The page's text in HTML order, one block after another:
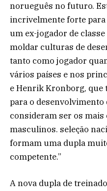
norueguês no futuro.
incrivelmente forte
um ex-jogador de
moldar culturas de
tanto como jogador
vários países e nos
e Henrik Kronborg, que
para o desenvolvimento
consideram ser os
masculinos. seleção
formam uma dupla
competente.”
A nova dupla de